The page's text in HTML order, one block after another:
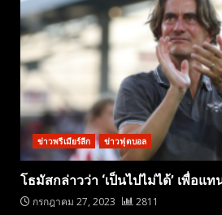
ข่าวพรีเมียร์ลีก ข่าวฟุตบอล
โธมัสกล่าวว่า ‘เป็นไปไม่ได้’ เพื่อแ
กรกฎาคม 27, 2023 2811